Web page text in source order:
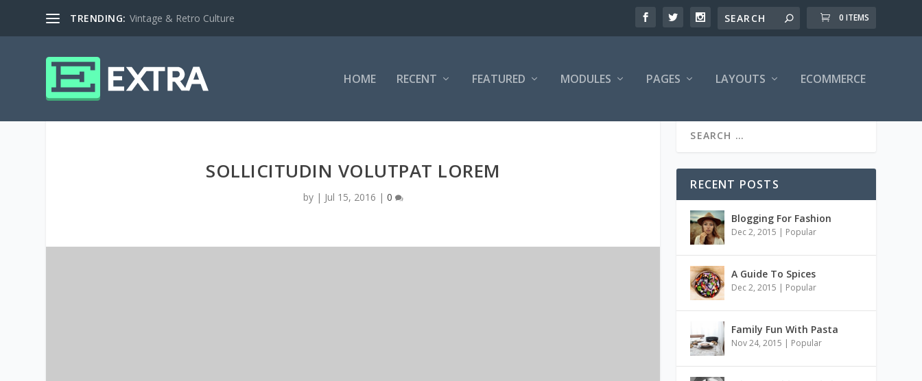
TRENDING: Vintage & Retro Culture 0 ITEMS
HOME RECENT FEATURED MODULES PAGES LAYOUTS ECOMMERCE
SOLLICITUDIN VOLUTPAT LOREM
by | Jul 15, 2016 | 0
RECENT POSTS
Blogging For Fashion
Dec 2, 2015 | Popular
A Guide To Spices
Dec 2, 2015 | Popular
Family Fun With Pasta
Nov 24, 2015 | Popular